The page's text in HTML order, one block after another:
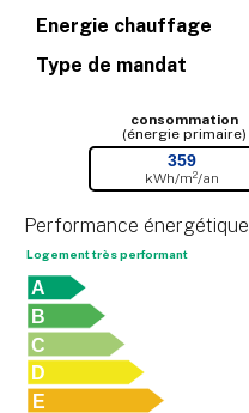
Energie chauffage
Type de mandat
consommation
(énergie primaire)
359
kWh/m²/an
Performance énergétique
Logement très performant
A
B
C
D
E